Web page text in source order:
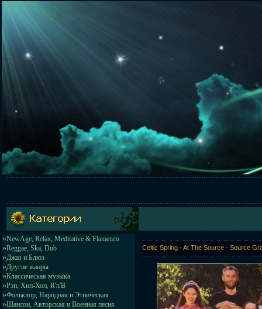
»NewAge, Relax, Meditative & Flamenco
»Reggae, Ska, Dub
»Джаз и Блюз
»Другие жанры
»Классическая музыка
»Рэп, Хип-Хоп, R'n'B
»Фольклор, Народная и Этническая
»Шансон, Авторская и Военная песня
Celtic Spring - At The Source - Source